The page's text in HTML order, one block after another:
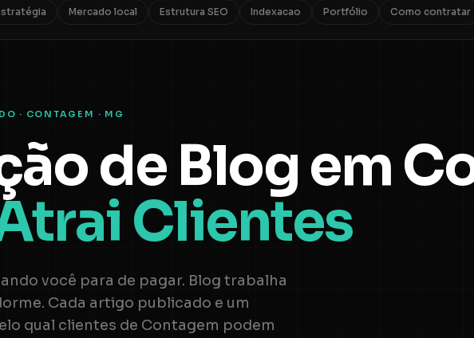
Mercado local Estrutura SEO Indexacao Portfólio Como contratar
· CONTAGEM · MG
de Blog em
Clientes
você para de pagar. Blog trabalha
Cada artigo publicado e um
qual clientes de Contagem podem